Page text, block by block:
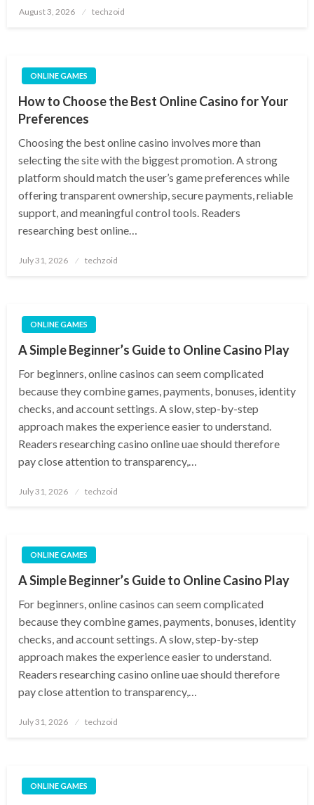
Posted
August 3, 2026 techzoid
ONLINE GAMES
How to Choose the Best Online Casino for Your
Preferences
Choosing the best online casino involves more than
selecting the site with the biggest promotion. A strong
platform should match the user’s game preferences while
offering transparent ownership, secure payments, reliable
support, and meaningful control tools. Readers
researching best online…
Posted
July 31, 2026 techzoid
ONLINE GAMES
A Simple Beginner’s Guide to Online Casino Play
For beginners, online casinos can seem complicated
because they combine games, payments, bonuses, identity
checks, and account settings. A slow, step-by-step
approach makes the experience easier to understand.
Readers researching casino online uae should therefore
pay close attention to transparency,…
Posted
July 31, 2026 techzoid
ONLINE GAMES
A Simple Beginner’s Guide to Online Casino Play
For beginners, online casinos can seem complicated
because they combine games, payments, bonuses, identity
checks, and account settings. A slow, step-by-step
approach makes the experience easier to understand.
Readers researching casino online uae should therefore
pay close attention to transparency,…
Posted
July 31, 2026 techzoid
ONLINE GAMES